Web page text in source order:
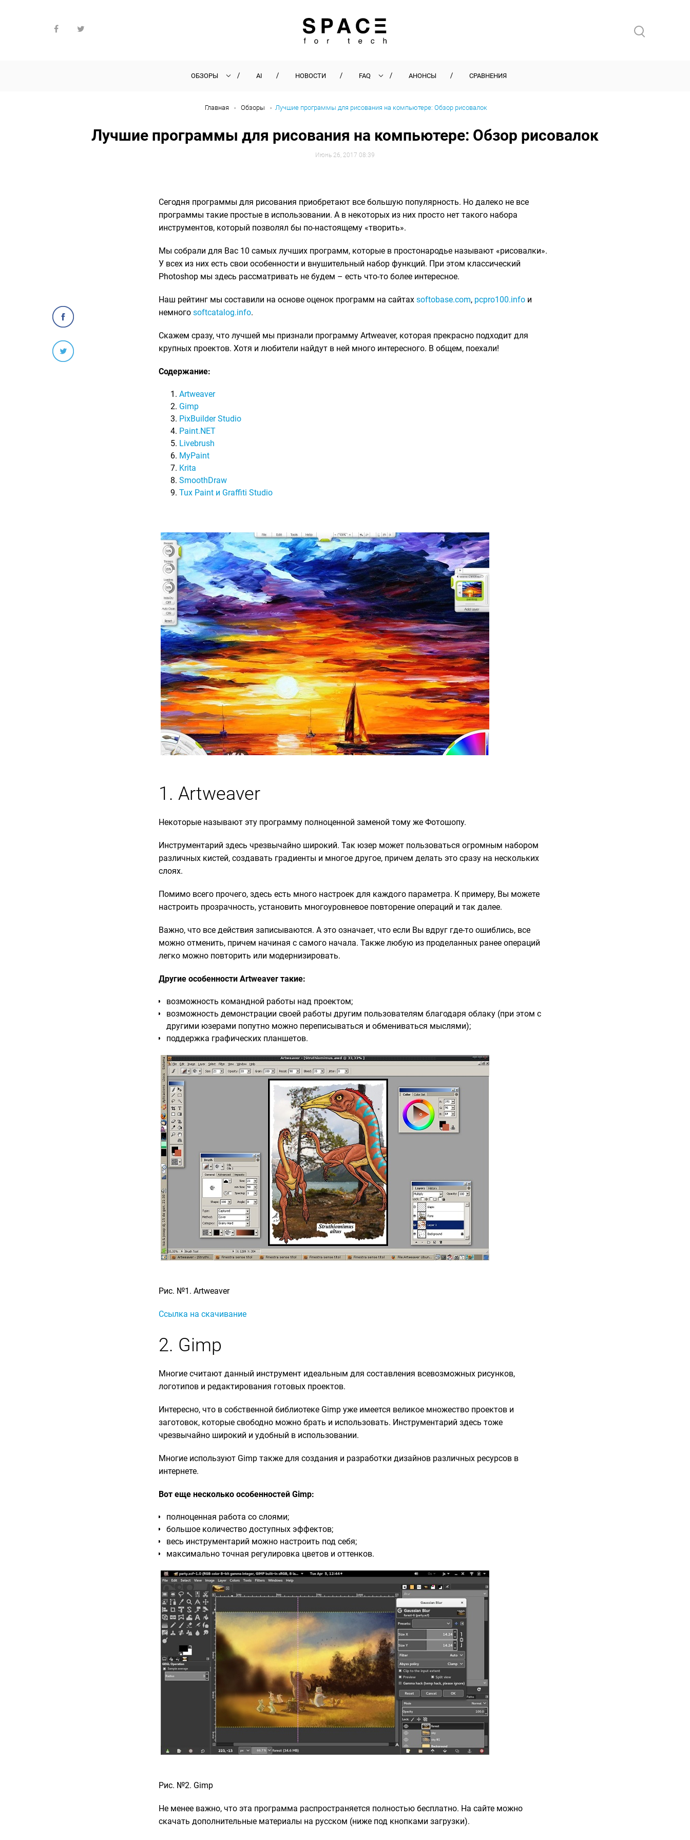
ОБЗОРЫ AI НОВОСТИ FAQ АНОНСЫ СРАВНЕНИЯ
Главная Обзоры Лучшие программы для рисования на компьютере: Обзор рисовалок
Лучшие программы для рисования на компьютере: Обзор рисовалок
Июнь 26, 2017 08:39
Сегодня программы для рисования приобретают все большую популярность. Но далеко не все
программы такие простые в использовании. А в некоторых из них просто нет такого набора
инструментов, который позволял бы по-настоящему «творить».
Мы собрали для Вас 10 самых лучших программ, которые в простонародье называют «рисовалки».
У всех из них есть свои особенности и внушительный набор функций. При этом классический
Photoshop мы здесь рассматривать не будем – есть что-то более интересное.
Наш рейтинг мы составили на основе оценок программ на сайтахsoftobase.com, pcpro100.info и
немногоsoftcatalog.info.
Скажем сразу, что лучшей мы признали программу Artweaver, которая прекрасно подходит для
крупных проектов. Хотя и любители найдут в ней много интересного. В общем, поехали!
Содержание:
Artweaver
Gimp
PixBuilder Studio
Paint.NET
Livebrush
MyPaint
Krita
SmoothDraw
Tux Paint и Graffiti Studio
1. Artweaver
Некоторые называют эту программу полноценной заменой тому же Фотошопу.
Инструментарий здесь чрезвычайно широкий. Так юзер может пользоваться огромным набором
различных кистей, создавать градиенты и многое другое, причем делать это сразу на нескольких
слоях.
Помимо всего прочего, здесь есть много настроек для каждого параметра. К примеру, Вы можете
настроить прозрачность, установить многоуровневое повторение операций и так далее.
Важно, что все действия записываются. А это означает, что если Вы вдруг где-то ошиблись, все
можно отменить, причем начиная с самого начала. Также любую из проделанных ранее операций
легко можно повторить или модернизировать.
Другие особенности Artweaver такие:
возможность командной работы над проектом;
возможность демонстрации своей работы другим пользователям благодаря облаку (при этом с
другими юзерами попутно можно переписываться и обмениваться мыслями);
поддержка графических планшетов.
Рис. №1. Artweaver
Ссылка на скачивание
2. Gimp
Многие считают данный инструмент идеальным для составления всевозможных рисунков,
логотипов и редактирования готовых проектов.
Интересно, что в собственной библиотеке Gimp уже имеется великое множество проектов и
заготовок, которые свободно можно брать и использовать. Инструментарий здесь тоже
чрезвычайно широкий и удобный в использовании.
Многие используют Gimp также для создания и разработки дизайнов различных ресурсов в
интернете.
Вот еще несколько особенностей Gimp:
полноценная работа со слоями;
большое количество доступных эффектов;
весь инструментарий можно настроить под себя;
максимально точная регулировка цветов и оттенков.
Рис. №2. Gimp
Не менее важно, что эта программа распространяется полностью бесплатно. На сайте можно
скачать дополнительные материалы на русском (ниже под кнопками загрузки).